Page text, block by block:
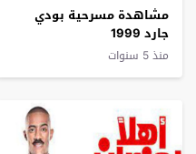
مشاهدة مسرحية بودي
جارد 1999
منذ 5 سنوات